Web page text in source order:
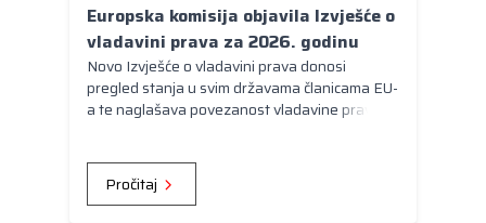
Europska komisija objavila Izvješće o
vladavini prava za 2026. godinu
Novo Izvješće o vladavini prava donosi
pregled stanja u svim državama članicama EU-
a te naglašava povezanost vladavine prava s
Pročitaj